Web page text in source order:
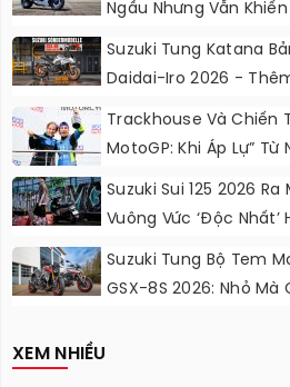
Ngầu Nhưng Vẫn
Suzuki Tung Katana
Daidai-Iro 2026 -
Chơi, Thêm Cá Tính
Trackhouse Và Chiến
MotoGP: Khi Áp Lự” Từ
Lực Ngọt Ngào
Suzuki Sui 125 2026
Vuông Vức ‘độc Nhất’
Sắc Cầu Vồng
Suzuki Tung Bộ Tem
GSX-8S 2026: Nhỏ Mà
XEM NHIỀU